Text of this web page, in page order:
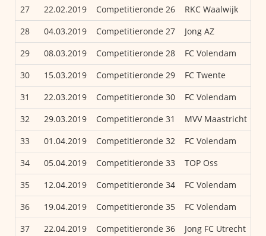
27
22.02.2019 Competitieronde 26 RKC Waalwijk
28
04.03.2019 Competitieronde 27 Jong AZ
29
08.03.2019 Competitieronde 28 FC Volendam
30
15.03.2019 Competitieronde 29 FC Twente
31
22.03.2019 Competitieronde 30 FC Volendam
32
29.03.2019 Competitieronde 31 MVV Maastricht
33
01.04.2019 Competitieronde 32 FC Volendam
34
05.04.2019 Competitieronde 33 TOP Oss
35
12.04.2019 Competitieronde 34 FC Volendam
36
19.04.2019 Competitieronde 35 FC Volendam
37
22.04.2019 Competitieronde 36 Jong FC Utrecht